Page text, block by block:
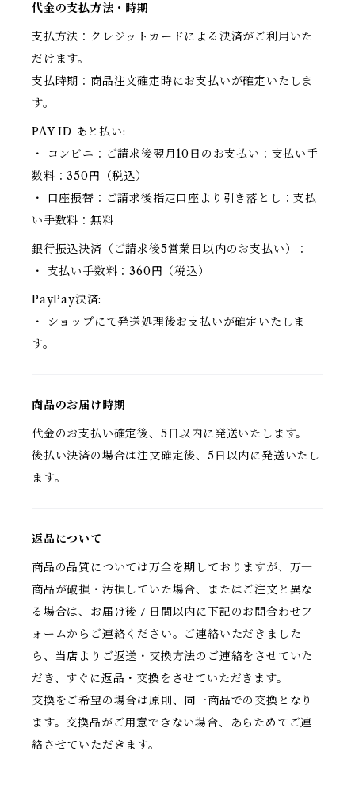
代金の支払方法・時期
支払方法：クレジットカードによる決済がご利用いた
だけます。
支払時期：商品注文確定時にお支払いが確定いたしま
す。
PAY ID あと払い:
・ コンビニ：ご請求後翌月10日のお支払い：支払い手
数料：350円（税込）
・ 口座振替：ご請求後指定口座より引き落とし：支払
い手数料：無料
銀行振込決済（ご請求後5営業日以内のお支払い）：
・ 支払い手数料：360円（税込）
PayPay決済:
・ ショップにて発送処理後お支払いが確定いたしま
す。
商品のお届け時期
代金のお支払い確定後、5日以内に発送いたします。
後払い決済の場合は注文確定後、5日以内に発送いたし
ます。
返品について
商品の品質については万全を期しておりますが、万一
商品が破損・汚損していた場合、またはご注文と異な
る場合は、お届け後７日間以内に下記のお問合わせフ
ォームからご連絡ください。ご連絡いただきました
ら、当店よりご返送・交換方法のご連絡をさせていた
だき、すぐに返品・交換をさせていただきます。
交換をご希望の場合は原則、同一商品での交換となり
ます。交換品がご用意できない場合、あらためてご連
絡させていただきます。